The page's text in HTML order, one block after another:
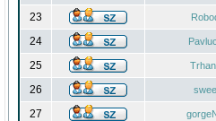
23
24
25
26
27